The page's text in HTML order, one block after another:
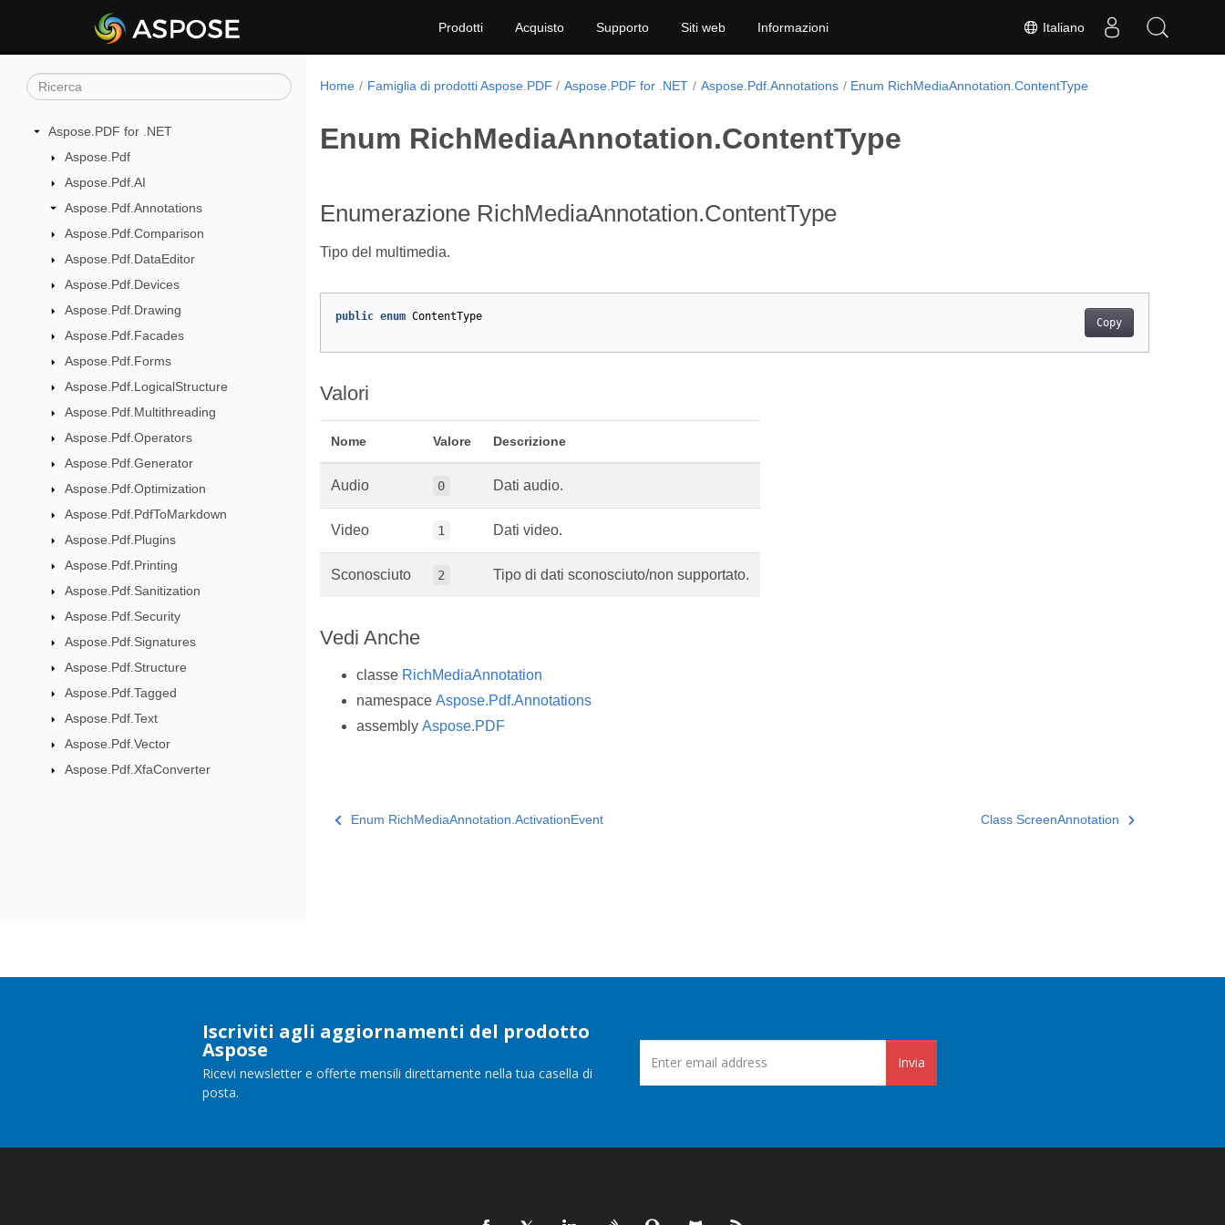
Italiano
Prodotti Acquisto Supporto Siti web Informazioni
Aspose.PDF for .NET
Aspose.Pdf
Aspose.Pdf.AI
Aspose.Pdf.Annotations
Aspose.Pdf.Comparison
Aspose.Pdf.DataEditor
Aspose.Pdf.Devices
Aspose.Pdf.Drawing
Aspose.Pdf.Facades
Aspose.Pdf.Forms
Aspose.Pdf.LogicalStructure
Aspose.Pdf.Multithreading
Aspose.Pdf.Operators
Aspose.Pdf.Generator
Aspose.Pdf.Optimization
Aspose.Pdf.PdfToMarkdown
Aspose.Pdf.Plugins
Aspose.Pdf.Printing
Aspose.Pdf.Sanitization
Aspose.Pdf.Security
Aspose.Pdf.Signatures
Aspose.Pdf.Structure
Aspose.Pdf.Tagged
Aspose.Pdf.Text
Aspose.Pdf.Vector
Aspose.Pdf.XfaConverter
Home Famiglia di prodotti Aspose.PDF Aspose.PDF for .NET Aspose.Pdf.Annotations Enum RichMediaAnnotation.ContentType
Enum RichMediaAnnotation.ContentType
Enumerazione RichMediaAnnotation.ContentType
Tipo del multimedia.
Copy
public enum ContentType
Valori
Nome Valore Descrizione
Audio 0 Dati audio.
Video 1 Dati video.
Sconosciuto 2 Tipo di dati sconosciuto/non supportato.
Vedi Anche
classe RichMediaAnnotation
namespace Aspose.Pdf.Annotations
assembly Aspose.PDF
Enum RichMediaAnnotation.ActivationEvent Class ScreenAnnotation
Iscriviti agli aggiornamenti del prodotto
Aspose
Ricevi newsletter e offerte mensili direttamente nella tua casella di
posta.
Invia